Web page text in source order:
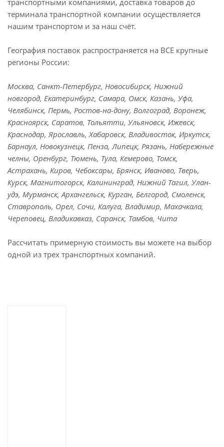
транспортными компаниями, доставка товаров до
терминала транспортной компании осуществляется
нашим транспортом и за наш счёт.
География поставок распространяется на ВСЕ крупные
регионы России:
Москва, Санкт-Петербург, Новосибирск, Нижний
новгород, Екатеринбург, Самара, Омск, Казань, Уфа,
Челябинск, Пермь, Ростов-на-дону, Волгоград, Воронеж,
Красноярск, Саратов, Тольятти, Ульяновск, Ижевск,
Краснодар, Ярославль, Хабаровск, Владивосток, Иркутск,
Барнаул, Новокузнецк, Пенза, Липецк, Рязань, Набережные
челны, Оренбург, Тюмень, Тула, Кемерово, Томск,
Астрахань, Киров, Чебоксары, Брянск, Иваново, Тверь,
Курск, Магнитогорск, Калининград, Нижний Тагил, Улан-
удэ, Мурманск, Архангельск, Курган, Белгород, Смоленск,
Ставрополь, Орел, Сочи, Калуга, Владимир, Махачкала,
Череповец, Владикавказ, Саранск, Тамбов, Чита
Рассчитать примерную стоимость вы можете на выбор
одной из трех транспортных компаний.